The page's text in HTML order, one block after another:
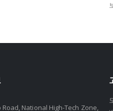
Road, National High-Tech Zone,